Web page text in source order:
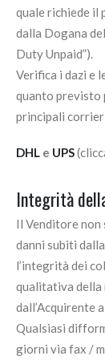
quale richiede il
dalla Dogana
Duty Unpaid”).
Verifica i dazi e
quanto previsto
principali
DHL e UPS
Integrità
Il Venditore non
danni subiti
l’integrità dei
qualitativa della
dall’Acquirente
Qualsiasi
giorni via fax /